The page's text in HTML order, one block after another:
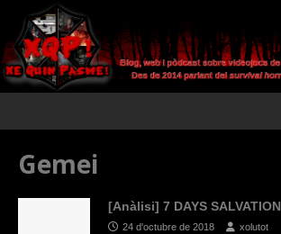
Gemei
[Anàlisi] 7 DAYS SALVATION
24 d'octubre de 2018 xolutot